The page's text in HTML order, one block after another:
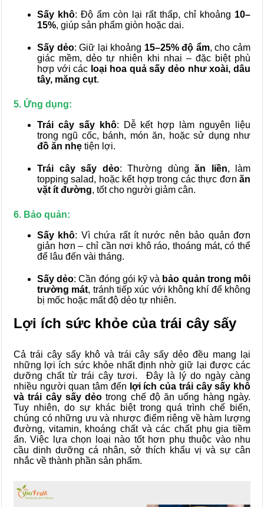
Sấy khô: Độ ẩm còn lại rất thấp, chỉ khoảng 10–
15%, giúp sản phẩm giòn hoặc dai.
Sấy dẻo: Giữ lại khoảng 15–25% độ ẩm, cho cảm
giác mềm, dẻo tự nhiên khi nhai – đặc biệt phù
hợp với các loại hoa quả sấy dẻo như xoài, dâu
tây, măng cụt.
5. Ứng dụng:
Trái cây sấy khô: Dễ kết hợp làm nguyên liệu
trong ngũ cốc, bánh, món ăn, hoặc sử dụng như
đồ ăn nhẹ tiện lợi.
Trái cây sấy dẻo: Thường dùng ăn liền, làm
topping salad, hoặc kết hợp trong các thực đơn ăn
vặt ít đường, tốt cho người giảm cân.
6. Bảo quản:
Sấy khô: Vì chứa rất ít nước nên bảo quản đơn
giản hơn – chỉ cần nơi khô ráo, thoáng mát, có thể
để lâu đến vài tháng.
Sấy dẻo: Cần đóng gói kỹ và bảo quản trong môi
trường mát, tránh tiếp xúc với không khí để không
bị mốc hoặc mất độ dẻo tự nhiên.
Lợi ích sức khỏe của trái cây sấy
Cả trái cây sấy khô và trái cây sấy dẻo đều mang lại
những lợi ích sức khỏe nhất định nhờ giữ lại được các
dưỡng chất từ trái cây tươi. Đây là lý do ngày càng
nhiều người quan tâm đến lợi ích của trái cây sấy khô
và trái cây sấy dẻo trong chế độ ăn uống hàng ngày.
Tuy nhiên, do sự khác biệt trong quá trình chế biến,
chúng có những ưu và nhược điểm riêng về hàm lượng
đường, vitamin, khoáng chất và các chất phụ gia tiềm
ẩn. Việc lựa chọn loại nào tốt hơn phụ thuộc vào nhu
cầu dinh dưỡng cá nhân, sở thích khẩu vị và sự cân
nhắc về thành phần sản phẩm.